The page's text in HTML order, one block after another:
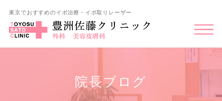
東京でおすすめのイボ治療・イボ取りレーザー
院長ブログ